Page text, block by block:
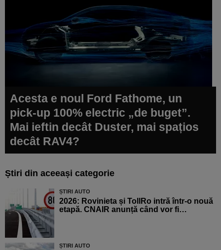
Acesta e noul Ford Fathome, un
pick-up 100% electric „de buget”.
Mai ieftin decât Duster, mai spațios
decât RAV4?
Știri din aceeași categorie
ȘTIRI AUTO
2026: Rovinieta și TollRo intră într-o nouă
etapă. CNAIR anunță când vor fi…
ȘTIRI AUTO